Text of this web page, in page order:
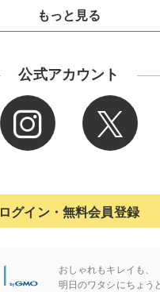
もっと見る
公式アカウント
ログイン・無料会員登録
おしゃれもキレイも、
明日のワタシにちょう